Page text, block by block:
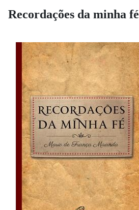
Recordações da minha fé